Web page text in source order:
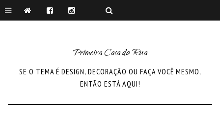
Primeira Casa da Rua
SE O TEMA É DESIGN, DECORAÇÃO OU FAÇA VOCÊ MESMO,
ENTÃO ESTÁ AQUI!